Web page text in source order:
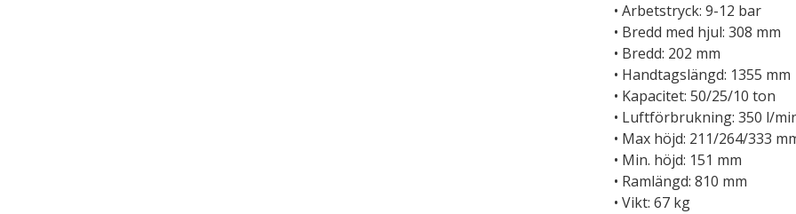
• Arbetstryck: 9-12 bar
• Bredd med hjul: 308 mm
• Bredd: 202 mm
• Handtagslängd: 1355 mm
• Kapacitet: 50/25/10 ton
• Luftförbrukning: 350 l/
• Max höjd: 211/264/333
• Min. höjd: 151 mm
• Ramlängd: 810 mm
• Vikt: 67 kg